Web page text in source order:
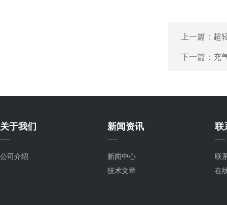
上一篇： 超
下一篇： 充
关于我们
公司介绍
新闻资讯
新闻中心
技术文章
联
联
在